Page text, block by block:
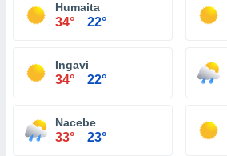
Humaita
34° 22°
Ingavi
34° 22°
Nacebe
33° 23°